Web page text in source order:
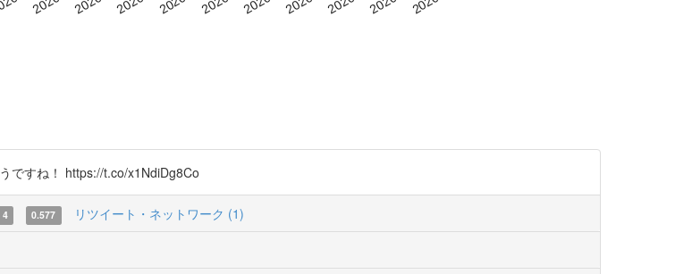
ですね！ https://t.co/x1NdiDg8Co
4 0.577 リツイート・ネットワーク (1)